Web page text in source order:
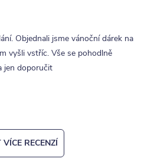
Objednali jsme vánoční dárek na
vyšli vstříc. Vše se pohodlně
jen doporučit
RECENZÍ